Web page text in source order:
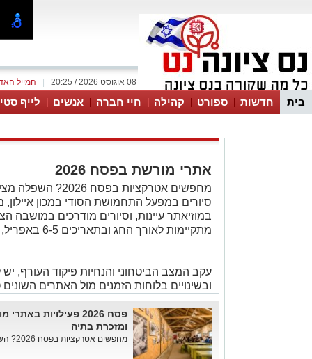
המייל 08 אוגוסט 2026 / 20:25
בית חדשות ספורט קהילה חיי חברה אנשים לייף
אתרי מורשת בפסח 2026
מחפשים אטרקציות
סיורים במפעל התחמושת הסודי במכון
במוזיאתר עיינות, וסיורים מודרכים במושבה
מתקיימות לאורך החג ובתאריכים 6-5 באפריל, במחירים נוחים (24–40 ש"ח)
עקב המצב הביטחוני והנחיות פיקוד העורף, יש
ובשינויים בלוחות הזמנים מול האתרים
פסח 2026 פעילויות
ומזכרת בתיה
מחפשים אטרקציות בפסח 2026? השפלה מציעה חוויות היסטוריות מרת...